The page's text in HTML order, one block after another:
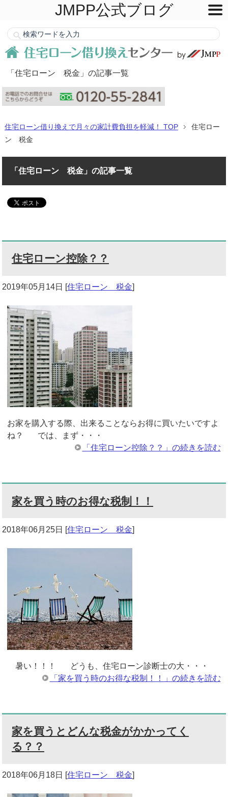
「住宅ローン 税金」の記事一覧
住宅ローン借り換えで月々の家計費負担を軽減！ TOP
住宅ロー
ン 税金
「住宅ローン 税金」の記事一覧
住宅ローン控除？？
2019年05月14日 [住宅ローン 税金]
お家を購入する際、出来ることならお得に買いたいですよ
ね？ では、まず・・・
「住宅ローン控除？？」の続きを読む
家を買う時のお得な税制！！
2018年06月25日 [住宅ローン 税金]
暑い！！！ どうも、住宅ローン診断士の大・・・
「家を買う時のお得な税制！！」の続きを読む
家を買うとどんな税金がかかってく
る？？
2018年06月18日 [住宅ローン 税金]
JMPP公式ブログ